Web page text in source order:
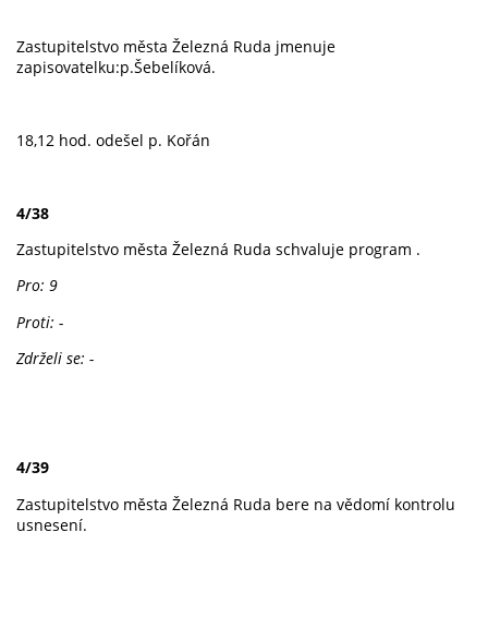
Zastupitelstvo města Železná Ruda jmenuje
zapisovatelku:p.Šebelíková.
18,12 hod. odešel p. Kořán
4/38
Zastupitelstvo města Železná Ruda schvaluje program .
Pro: 9
Proti: -
Zdrželi se: -
4/39
Zastupitelstvo města Železná Ruda bere na vědomí kontrolu
usnesení.